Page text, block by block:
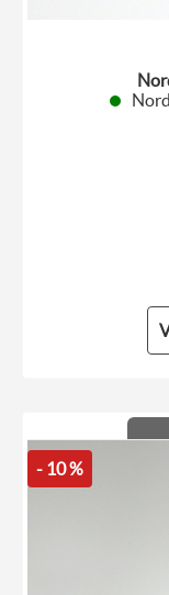
- 10 %